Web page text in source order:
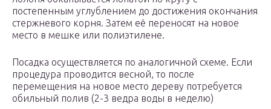
постепенным углублением до достижения окончания
стержневого корня. Затем её переносят на новое
место в мешке или полиэтилене.
Посадка осуществляется по аналогичной схеме. Если
процедура проводится весной, то после
перемещения на новое место дереву потребуется
обильный полив (2-3 ведра воды в неделю)